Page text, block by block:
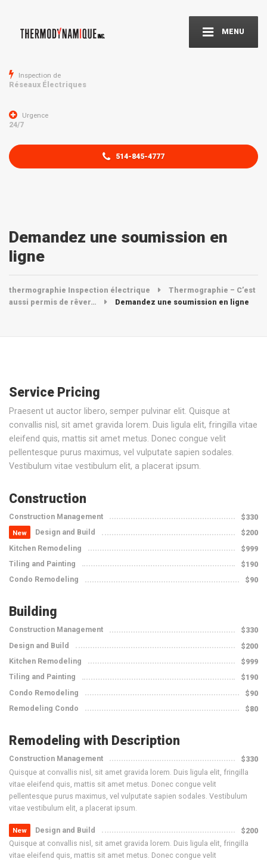
MENU
Inspection de
Réseaux Électriques
Urgence
24/7
514-845-4777
Demandez une soumission en
ligne
thermographie Inspection électrique
Thermographie – C’est
aussi permis de rêver…
Demandez une soumission en ligne
Service Pricing
Praesent ut auctor libero, semper pulvinar elit. Quisque at
convallis nisl, sit amet gravida lorem. Duis ligula elit, fringilla vitae
eleifend quis, mattis sit amet metus. Donec congue velit
pellentesque purus maximus, vel vulputate sapien sodales.
Vestibulum vitae vestibulum elit, a placerat ipsum.
Construction
Construction Management $330
New Design and Build
$200
Kitchen Remodeling
$999
Tiling and Painting
$190
Condo Remodeling
$90
Building
Construction Management
$330
Design and Build
$200
Kitchen Remodeling
$999
Tiling and Painting
$190
Condo Remodeling
$90
Remodeling Condo
$80
Remodeling with Description
Construction Management
$330
Quisque at convallis nisl, sit amet gravida lorem. Duis ligula elit, fringilla
vitae eleifend quis, mattis sit amet metus. Donec congue velit
pellentesque purus maximus, vel vulputate sapien sodales. Vestibulum
vitae vestibulum elit, a placerat ipsum.
New Design and Build
$200
Quisque at convallis nisl, sit amet gravida lorem. Duis ligula elit, fringilla
vitae eleifend quis, mattis sit amet metus. Donec congue velit